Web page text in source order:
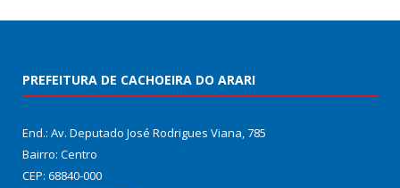
PREFEITURA DE CACHOEIRA DO ARARI
End.: Av. Deputado José Rodrigues Viana, 785
Bairro: Centro
CEP: 68840-000